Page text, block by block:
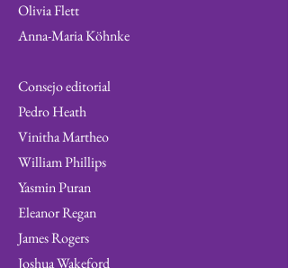
Olivia Flett
Anna-Maria Köhnke
Consejo editorial
Pedro Heath
Vinitha Martheo
William Phillips
Yasmin Puran
Eleanor Regan
James Rogers
Joshua Wakeford